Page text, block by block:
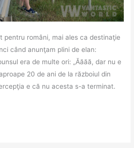
pentru români, mai ales ca destinaţie
când anunţam plini de elan:
era de multe ori: „Ăăăă, dar nu e
20 de ani de la războiul din
e că nu acesta s-a terminat.